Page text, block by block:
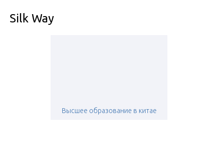
Silk Way
Высшее образование в китае